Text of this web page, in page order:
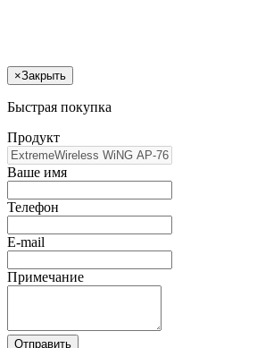
×Закрыть
Быстрая покупка
Продукт
Ваше имя
Телефон
E-mail
Примечание
Отправить